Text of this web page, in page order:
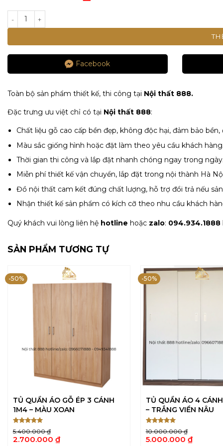
13.000.000 ₫.
hiện
tại
là:
TỦ QUẦN ÁO 6 CÁNH 3 NGĂN KÉO GỖ ÉP 240CM - TRẮNG số
Facebook
Toàn bộ sản phẩm thiết kế, thi công tại Nội thất 888.
Đặc trưng ưu việt chỉ có tại Nội thất 888:
Chất liệu gỗ cao cấp bền đẹp, không độc hại, đảm bảo
Màu sắc giống hình hoặc đặt làm theo yêu cầu khách hàng.
Thời gian thi công và lắp đặt nhanh chóng ngay trong ngày.
Miễn phí thiết kế vận chuyển, lắp đặt trong nội thành Hà
Đồ nội thất cam kết đúng chất lượng, hỗ trợ đổi trả nếu
Nhận thiết kế sản phẩm có kích cỡ theo nhu cầu khách
Quý khách vui lòng liên hệ hotline hoặc zalo: 094.934.1888
SẢN PHẨM TƯƠNG TỰ
-50%
TỦ QUẦN ÁO GỖ ÉP 3 CÁNH
1M4 – MÀU XOAN
Được xếp
hạng55
sao
5.400.000₫
Giá
2.700.000 ₫
-50%
TỦ QUẦN ÁO 4
– TRẮNG VIỀN NÂU
Được xếp
hạng55
sao
10.000.000₫
Giá
5.000.000 ₫